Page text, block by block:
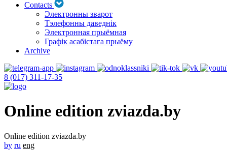
Contacts
Электронны зварот
Тэлефонны даведнік
Электронная прыёмная
Графік асабістага прыёму
Archive
8 (017) 311-17-35
Online edition zviazda.by
Online edition zviazda.by
by ru eng